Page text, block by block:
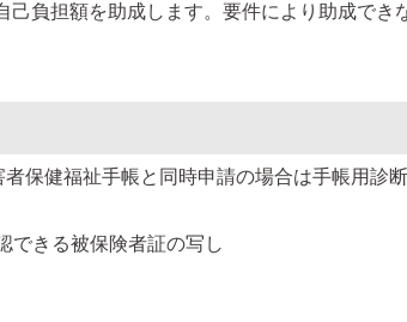
負担額を助成します。要件により助成でき
保健福祉手帳と同時申請の場合は手帳用診断
できる被保険者証の写し